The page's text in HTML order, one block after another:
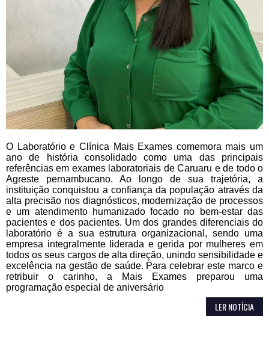
O Laboratório e Clínica Mais Exames comemora mais um
ano de história consolidado como uma das principais
referências em exames laboratoriais de Caruaru e de todo o
Agreste pernambucano. Ao longo de sua trajetória, a
instituição conquistou a confiança da população através da
alta precisão nos diagnósticos, modernização de processos
e um atendimento humanizado focado no bem-estar das
pacientes e dos pacientes. Um dos grandes diferenciais do
laboratório é a sua estrutura organizacional, sendo uma
empresa integralmente liderada e gerida por mulheres em
todos os seus cargos de alta direção, unindo sensibilidade e
excelência na gestão de saúde. Para celebrar este marco e
retribuir o carinho, a Mais Exames preparou uma
programação especial de aniversário
LER NOTÍCIA